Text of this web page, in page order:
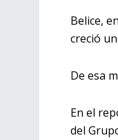
Belice,
creció
De esa
En el
del